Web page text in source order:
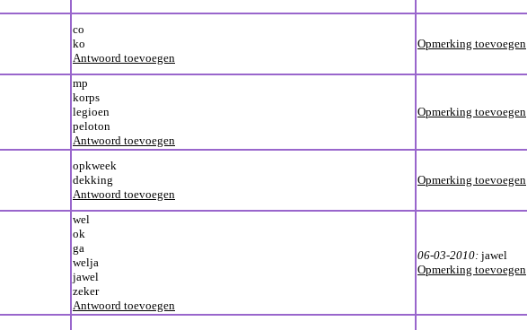
co
ko
Antwoord toevoegen
Opmerking toevoegen
mp
korps
legioen
peloton
Antwoord toevoegen
Opmerking toevoegen
opkweek
dekking
Antwoord toevoegen
Opmerking toevoegen
wel
ok
ga
welja
jawel
zeker
Antwoord toevoegen
06-03-2010: jawel
Opmerking toevoegen